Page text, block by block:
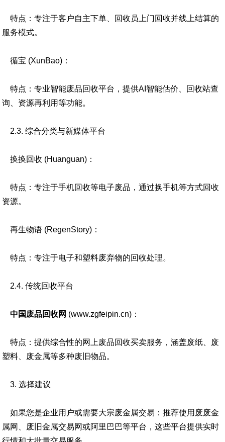
特点：专注于客户自主下单、回收员上门回收并线上结算的
服务模式。
循宝 (XunBao)：
特点：专业智能废品回收平台，提供AI智能估价、回收站查
询、资源再利用等功能。
2.3. 综合分类与新媒体平台
换换回收 (Huanguan)：
特点：专注于手机回收等电子废品，通过换手机等方式回收
资源。
再生物语 (RegenStory)：
特点：专注于电子和塑料废弃物的回收处理。
2.4. 传统回收平台
中国废品回收网 (www.zgfeipin.cn)：
特点：提供综合性的网上废品回收买卖服务，涵盖废纸、废
塑料、废金属等多种废旧物品。
3. 选择建议
如果您是企业用户或需要大宗废金属交易：推荐使用废废金
属网、废旧金属交易网或阿里巴巴等平台，这些平台提供实时